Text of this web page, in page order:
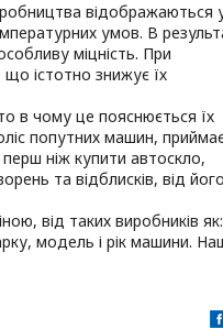
відображаються
умов. В
міцність. При
що істотно знижує їх
в чому це пояснюється їх
попутних машин,
ніж купити автоскло,
та відблисків, від його
від таких виробників як:
модель і рік машини.